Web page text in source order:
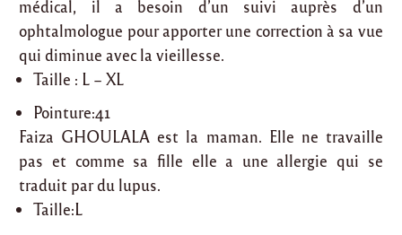
médical, il a besoin d’un suivi auprès d’un
ophtalmologue pour apporter une correction à sa vue
qui diminue avec la vieillesse.
Taille : L – XL
Pointure:41
Faiza GHOULALA est la maman. Elle ne travaille
pas et comme sa fille elle a une allergie qui se
traduit par du lupus.
Taille:L